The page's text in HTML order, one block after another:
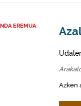
EREMUA
Azken